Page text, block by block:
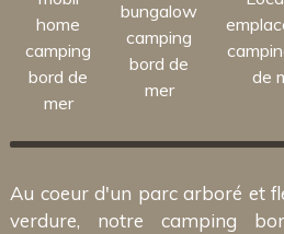
home
camping
bord de
mer
bungalow
camping
bord de
mer
de
Au coeur d'un parc arboré et
verdure, notre camping